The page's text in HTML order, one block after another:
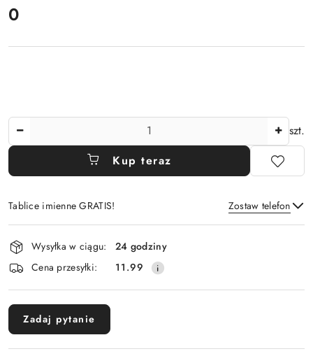
cena:
0
szt.
Kup teraz
Tablice imienne GRATIS! Zostaw telefon
Wyślij
Dostępność
i
dostawa
Wysyłka w ciągu:
24 godziny
Cena przesyłki:
11.99
Zadaj pytanie